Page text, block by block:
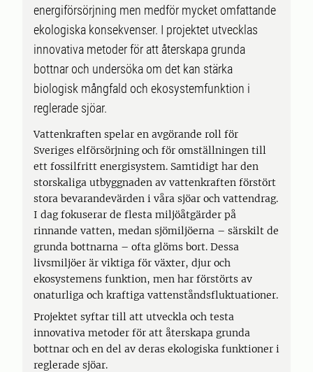
energiförsörjning men medför mycket omfattande
ekologiska konsekvenser. I projektet utvecklas
innovativa metoder för att återskapa grunda
bottnar och undersöka om det kan stärka
biologisk mångfald och ekosystemfunktion i
reglerade sjöar.
Vattenkraften spelar en avgörande roll för
Sveriges elförsörjning och för omställningen till
ett fossilfritt energisystem. Samtidigt har den
storskaliga utbyggnaden av vattenkraften förstört
stora bevarandevärden i våra sjöar och vattendrag.
I dag fokuserar de flesta miljöåtgärder på
rinnande vatten, medan sjömiljöerna – särskilt de
grunda bottnarna – ofta glöms bort. Dessa
livsmiljöer är viktiga för växter, djur och
ekosystemens funktion, men har förstörts av
onaturliga och kraftiga vattenståndsfluktuationer.
Projektet syftar till att utveckla och testa
innovativa metoder för att återskapa grunda
bottnar och en del av deras ekologiska funktioner i
reglerade sjöar.